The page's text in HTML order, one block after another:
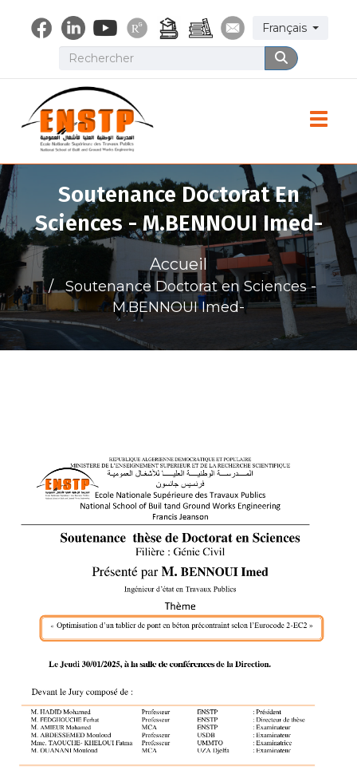
Select your
Français
Rechercher
Soutenance Doctorat En
Sciences - M.BENNOUI Imed-
Accueil
Soutenance Doctorat en Sciences -
M.BENNOUI Imed-